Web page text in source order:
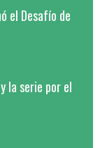
el Desafío de
la serie por el